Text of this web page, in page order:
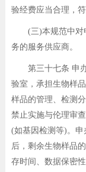
验经费应当合理，符
(三)本规范中对申
务的服务供应商。
第三十七条 申办
验室，承担生物样
样品的管理、检测
禁止实施与伦理审
(如基因检测等)。
后，剩余生物样品
存时间、数据保密